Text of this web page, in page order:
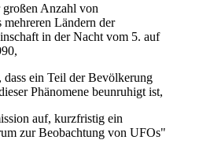
Anzahl von
mehreren Ländern der
in der Nacht vom 5. auf
ein Teil der Bevölkerung
Phänomene beunruhigt ist,
auf, kurzfristig ein
zur Beobachtung von UFOs"